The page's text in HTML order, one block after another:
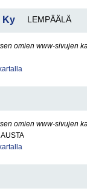
Ky LEMPÄÄLÄ
omien www-sivujen
omien www-sivujen